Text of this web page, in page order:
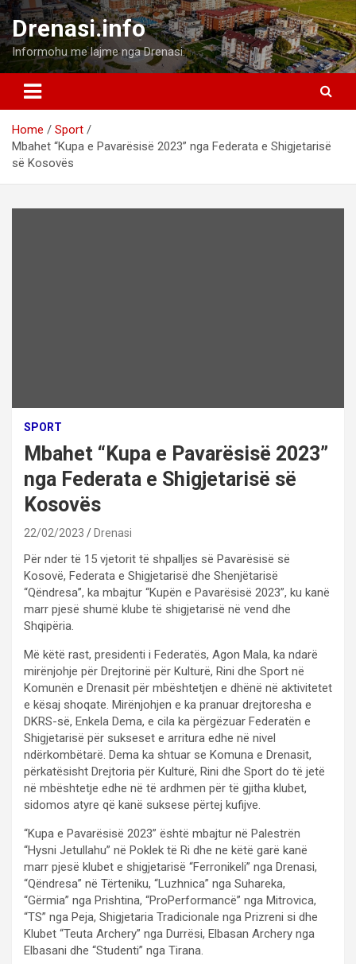
Skip
to
content
Drenasi.info
Informohu me lajme nga Drenasi.
Home
Sport
Mbahet “Kupa e Pavarësisë 2023” nga Federata e Shigjetarisë
së Kosovës
SPORT
Mbahet “Kupa e Pavarësisë 2023”
nga Federata e Shigjetarisë së
Kosovës
22/02/2023 Drenasi
Për nder të 15 vjetorit të shpalljes së Pavarësisë së
Kosovë, Federata e Shigjetarisë dhe Shenjëtarisë
“Qëndresa”, ka mbajtur “Kupën e Pavarësisë 2023”, ku kanë
marr pjesë shumë klube të shigjetarisë në vend dhe
Shqipëria.
Më këtë rast, presidenti i Federatës, Agon Mala, ka ndarë
mirënjohje për Drejtorinë për Kulturë, Rini dhe Sport në
Komunën e Drenasit për mbështetjen e dhënë në aktivitetet
e kësaj shoqate. Mirënjohjen e ka pranuar drejtoresha e
DKRS-së, Enkela Dema, e cila ka përgëzuar Federatën e
Shigjetarisë për sukseset e arritura edhe në nivel
ndërkombëtarë. Dema ka shtuar se Komuna e Drenasit,
përkatësisht Drejtoria për Kulturë, Rini dhe Sport do të jetë
në mbështetje edhe në të ardhmen për të gjitha klubet,
sidomos atyre që kanë suksese përtej kufijve.
“Kupa e Pavarësisë 2023” është mbajtur në Palestrën
“Hysni Jetullahu” në Poklek të Ri dhe ne këtë garë kanë
marr pjesë klubet e shigjetarisë “Ferronikeli” nga Drenasi,
“Qëndresa” në Tërteniku, “Luzhnica” nga Suhareka,
“Gërmia” nga Prishtina, “ProPerformancë” nga Mitrovica,
“TS” nga Peja, Shigjetaria Tradicionale nga Prizreni si dhe
Klubet “Teuta Archery” nga Durrësi, Elbasan Archery nga
Elbasani dhe “Studenti” nga Tirana.